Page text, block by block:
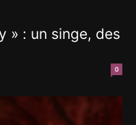
» : un singe, des
0